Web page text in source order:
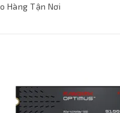
Hàng Tận Nơi